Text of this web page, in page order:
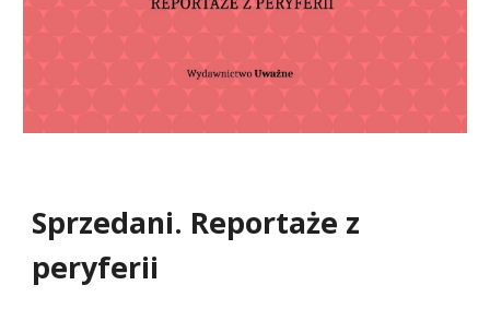
Sprzedani. Reportaże z
peryferii